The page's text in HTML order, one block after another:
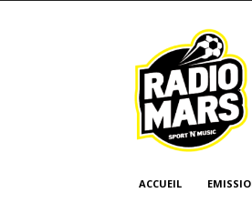
ACCUEIL